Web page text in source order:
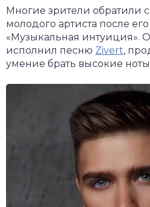
Многие зрители обратили
молодого артиста после
«Музыкальная интуиция».
исполнил песню Zivert,
умение брать высокие